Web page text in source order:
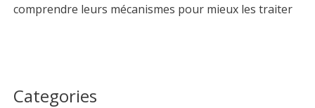
comprendre leurs mécanismes pour mieux les traiter
Categories